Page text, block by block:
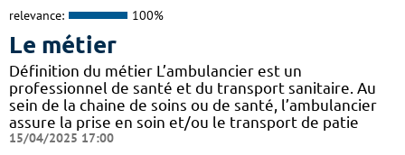
relevance: 100%
Le métier
Définition du métier L’ambulancier est un
professionnel de santé et du transport sanitaire. Au
sein de la chaine de soins ou de santé, l’ambulancier
assure la prise en soin et/ou le transport de patie
15/04/2025 17:00